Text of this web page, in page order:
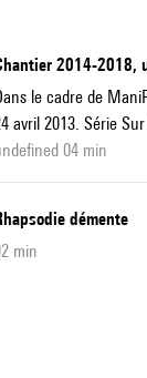
2014-2018,
le cadre de
avril 2013. Série
04 min
démente
min